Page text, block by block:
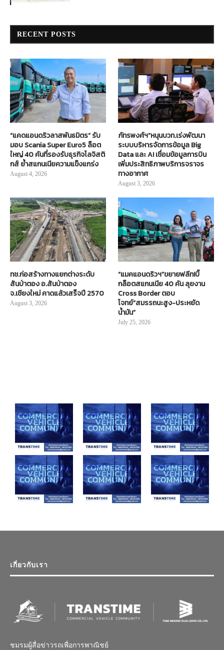
RECENT POSTS
“แคดแอนดริวลาสพันธมิตร” รับ
มอบ Scania Super Euro5 ล็อต
ใหญ่ 40 คันที่รองรับธุรกิจโลจิสติ
กส์ ย้ำสแกนเนียความแข็งแกร่ง
August 4, 2026
ภัทรพงศ์ฯ”หนุนบวท.เร่งพัฒนา
ระบบบริหารจัดการข้อมูล Big
Data และ AI เชื่อมข้อมูลการบิน
เพิ่มประสิทธิภาพบริการจราจร
ทางอากาศ
August 3, 2026
ทช.ก่อสร้างทางแยกต่างระดับ
สันป่าตอง อ.สันป่าตอง
จ.เชียงใหม่ คาดแล้วเสร็จปี 2570
August 3, 2026
“แมคแอนดริวฯ”ขยายฟลีท!บิ๊
กล็อตสแกนเนีย 40 คัน ลุยงาน
Cross Border ตอบ
โจทย์“สมรรถนะสูง-ประหยัด
น้ำมัน”
July 25, 2026
เกี่ยวกับเรา
ชมรมผู้สื่อข่าวรถเพื่อการพาณิชย์